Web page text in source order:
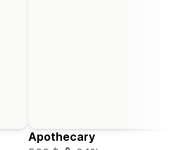
Apothecary